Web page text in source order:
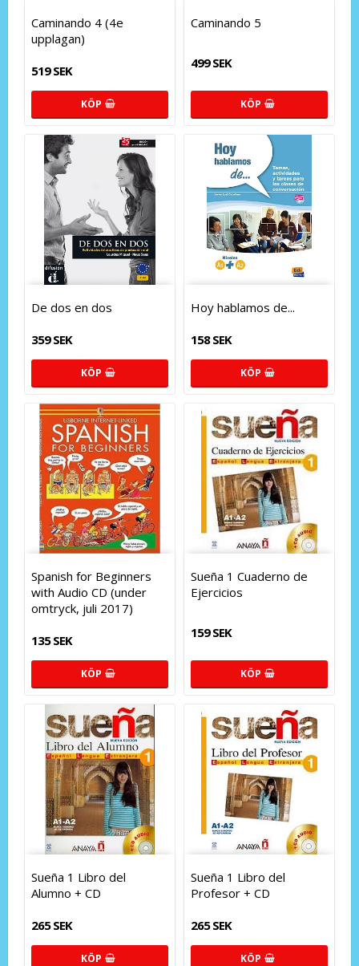
Caminando 4 (4e
upplagan)
519 SEK
KÖP
Caminando 5
499 SEK
KÖP
De dos en dos
359 SEK
KÖP
Hoy hablamos de...
158 SEK
KÖP
Spanish for Beginners
with Audio CD (under
omtryck, juli 2017)
135 SEK
KÖP
Sueña 1 Cuaderno de
Ejercicios
159 SEK
KÖP
Sueña 1 Libro del
Alumno + CD
265 SEK
KÖP
Sueña 1 Libro del
Profesor + CD
265 SEK
KÖP